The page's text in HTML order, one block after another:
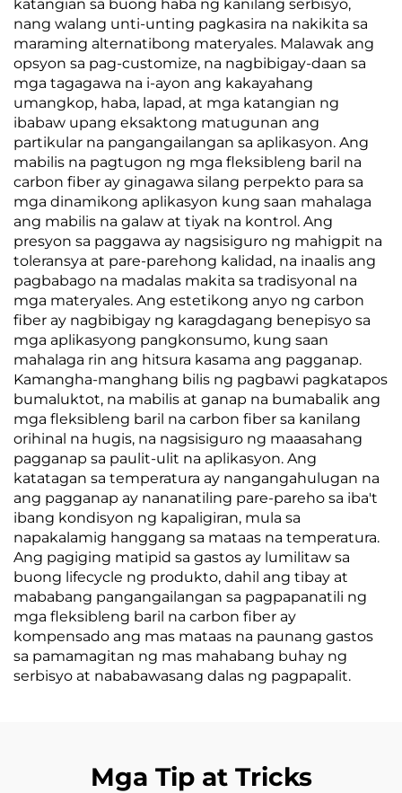
katangian sa buong haba ng kanilang serbisyo,
nang walang unti-unting pagkasira na nakikita sa
maraming alternatibong materyales. Malawak ang
opsyon sa pag-customize, na nagbibigay-daan sa
mga tagagawa na i-ayon ang kakayahang
umangkop, haba, lapad, at mga katangian ng
ibabaw upang eksaktong matugunan ang
partikular na pangangailangan sa aplikasyon. Ang
mabilis na pagtugon ng mga fleksibleng baril na
carbon fiber ay ginagawa silang perpekto para sa
mga dinamikong aplikasyon kung saan mahalaga
ang mabilis na galaw at tiyak na kontrol. Ang
presyon sa paggawa ay nagsisiguro ng mahigpit na
toleransya at pare-parehong kalidad, na inaalis ang
pagbabago na madalas makita sa tradisyonal na
mga materyales. Ang estetikong anyo ng carbon
fiber ay nagbibigay ng karagdagang benepisyo sa
mga aplikasyong pangkonsumo, kung saan
mahalaga rin ang hitsura kasama ang pagganap.
Kamangha-manghang bilis ng pagbawi pagkatapos
bumaluktot, na mabilis at ganap na bumabalik ang
mga fleksibleng baril na carbon fiber sa kanilang
orihinal na hugis, na nagsisiguro ng maaasahang
pagganap sa paulit-ulit na aplikasyon. Ang
katatagan sa temperatura ay nangangahulugan na
ang pagganap ay nananatiling pare-pareho sa iba't
ibang kondisyon ng kapaligiran, mula sa
napakalamig hanggang sa mataas na temperatura.
Ang pagiging matipid sa gastos ay lumilitaw sa
buong lifecycle ng produkto, dahil ang tibay at
mababang pangangailangan sa pagpapanatili ng
mga fleksibleng baril na carbon fiber ay
kompensado ang mas mataas na paunang gastos
sa pamamagitan ng mas mahabang buhay ng
serbisyo at nababawasang dalas ng pagpapalit.
Mga Tip at Tricks